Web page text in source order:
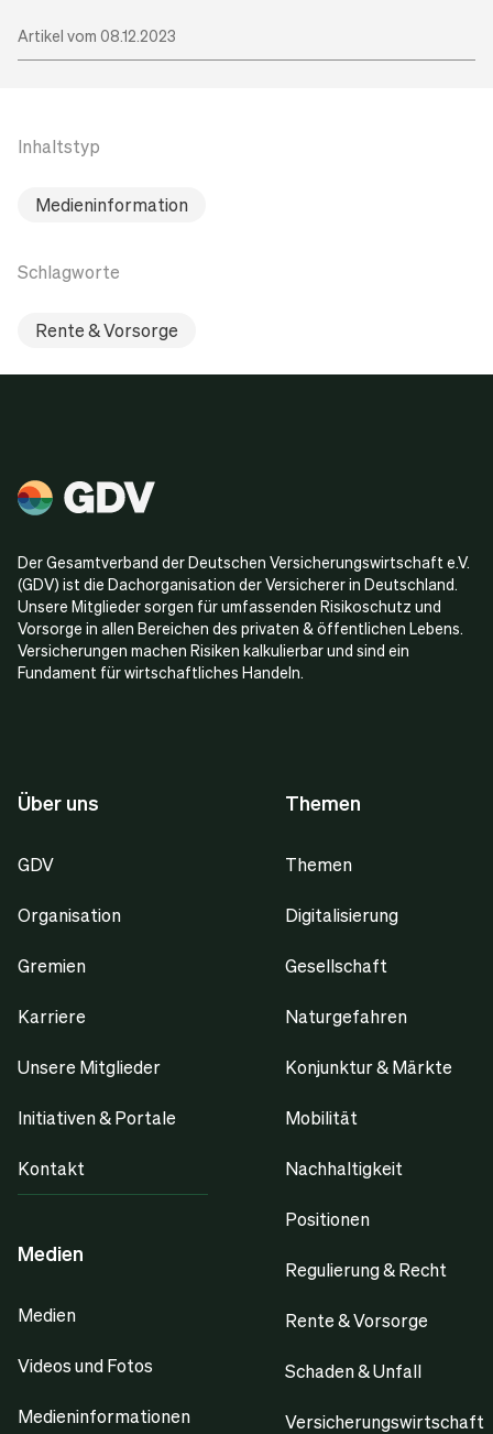
Artikel vom 08.12.2023
Inhaltstyp
Medieninformation
Schlagworte
Rente & Vorsorge
Der Gesamtverband der Deutschen Versicherungswirtschaft e.V.
(GDV) ist die Dachorganisation der Versicherer in Deutschland.
Unsere Mitglieder sorgen für umfassenden Risikoschutz und
Vorsorge in allen Bereichen des privaten & öffentlichen Lebens.
Versicherungen machen Risiken kalkulierbar und sind ein
Fundament für wirtschaftliches Handeln.
Über uns
GDV
Organisation
Gremien
Karriere
Unsere Mitglieder
Initiativen & Portale
Kontakt
Medien
Medien
Videos und Fotos
Medieninformationen
Themen
Themen
Digitalisierung
Gesellschaft
Naturgefahren
Konjunktur & Märkte
Mobilität
Nachhaltigkeit
Positionen
Regulierung & Recht
Rente & Vorsorge
Schaden & Unfall
Versicherungswirtschaft